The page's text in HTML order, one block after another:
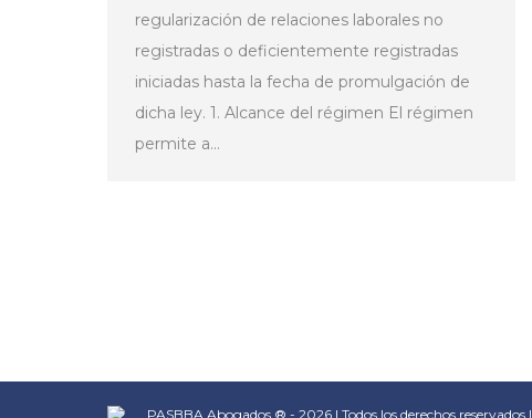
regularización de relaciones laborales no
registradas o deficientemente registradas
iniciadas hasta la fecha de promulgación de
dicha ley. 1. Alcance del régimen El régimen
permite a…
PASBBA Abogados ® - 2026 | Todos los derechos reservados |